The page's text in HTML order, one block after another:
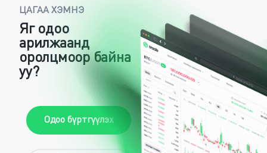
ЦАГАА ХЭМНЭ
Яг одоо
арилжаанд
оролцмоор байна
уу?
Одоо бүртгүүлэх